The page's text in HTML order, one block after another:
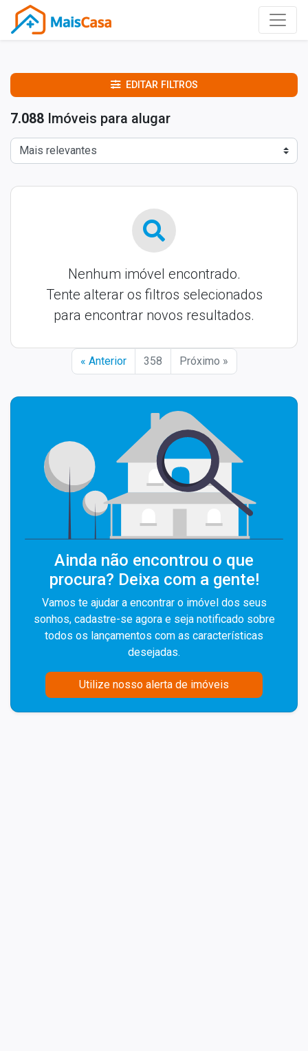
EDITAR FILTROS
7.088 Imóveis para alugar
Nenhum imóvel encontrado.
Tente alterar os filtros selecionados
para encontrar novos resultados.
« Anterior 358 Próximo »
Ainda não encontrou o que
procura? Deixa com a gente!
Vamos te ajudar a encontrar o imóvel dos seus
sonhos, cadastre-se agora e seja notificado sobre
todos os lançamentos com as características
desejadas.
Utilize nosso alerta de imóveis